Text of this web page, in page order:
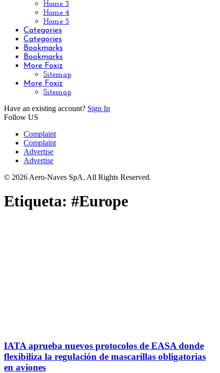
Home 3
Home 4
Home 5
Categories
Categories
Bookmarks
Bookmarks
More Foxiz
Sitemap
More Foxiz
Sitemap
Have an existing account? Sign In
Follow US
Complaint
Complaint
Advertise
Advertise
© 2026 Aero-Naves SpA. All Rights Reserved.
Etiqueta: #Europe
IATA aprueba nuevos protocolos de EASA donde
flexibiliza la regulación de mascarillas obligatorias
en aviones